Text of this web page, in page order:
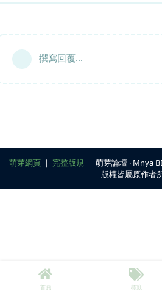
撰寫回覆...
萌芽網頁｜ 完整版規 ｜ 萌芽論壇 ‧ Mnya
版權皆屬原作者
首頁 標籤